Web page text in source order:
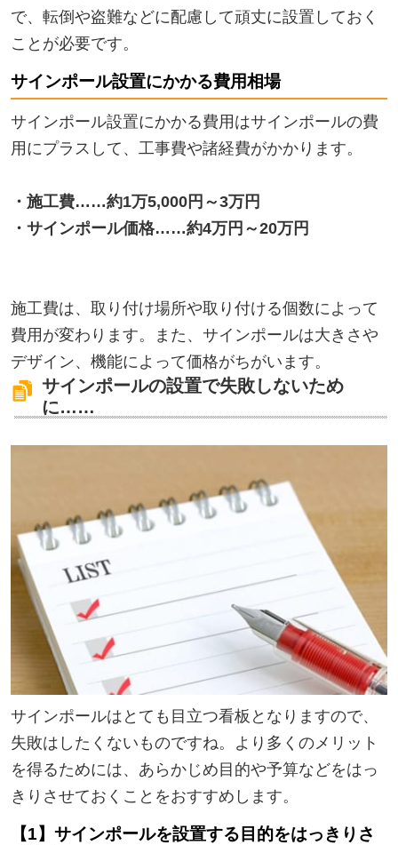
で、転倒や盗難などに配慮して頑丈に設置しておく
ことが必要です。
サインポール設置にかかる費用相場
サインポール設置にかかる費用はサインポールの費
用にプラスして、工事費や諸経費がかかります。
・施工費……約1万5,000円～3万円
・サインポール価格……約4万円～20万円
施工費は、取り付け場所や取り付ける個数によって
費用が変わります。また、サインポールは大きさや
デザイン、機能によって価格がちがいます。
サインポールの設置で失敗しないため
に……
サインポールはとても目立つ看板となりますので、
失敗はしたくないものですね。より多くのメリット
を得るためには、あらかじめ目的や予算などをはっ
きりさせておくことをおすすめします。
【1】サインポールを設置する目的をはっきりさ